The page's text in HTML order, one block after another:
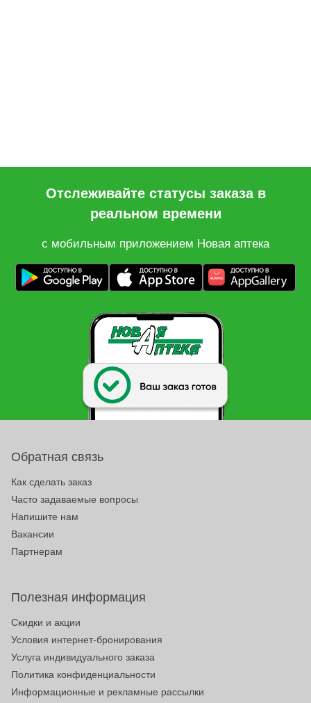
Отслеживайте статусы заказа в
реальном времени
с мобильным приложением Новая аптека
Обратная связь
Как сделать заказ
Часто задаваемые вопросы
Напишите нам
Вакансии
Партнерам
Полезная информация
Скидки и акции
Условия интернет-бронирования
Услуга индивидуального заказа
Политика конфиденциальности
Информационные и рекламные рассылки